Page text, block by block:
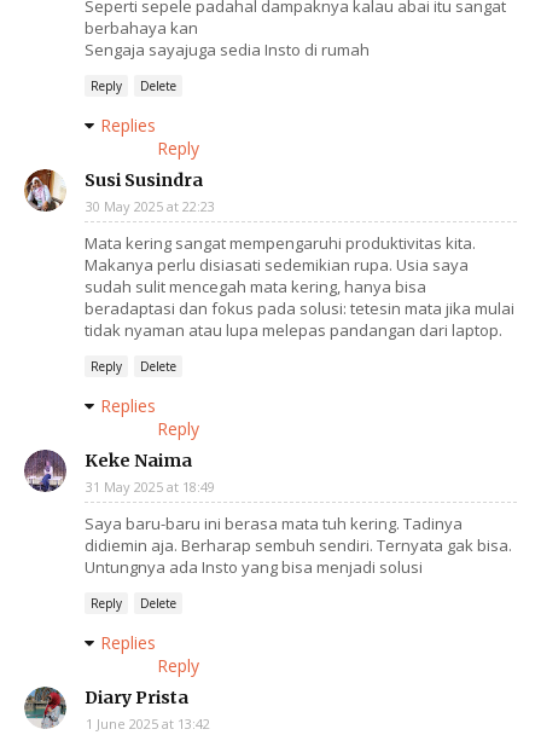
Seperti sepele padahal dampaknya kalau abai itu sangat
berbahaya kan
Sengaja sayajuga sedia Insto di rumah
Reply Delete
Replies
Reply
Susi Susindra
30 May 2025 at 22:23
Mata kering sangat mempengaruhi produktivitas kita.
Makanya perlu disiasati sedemikian rupa. Usia saya
sudah sulit mencegah mata kering, hanya bisa
beradaptasi dan fokus pada solusi: tetesin mata jika mulai
tidak nyaman atau lupa melepas pandangan dari laptop.
Reply Delete
Replies
Reply
Keke Naima
31 May 2025 at 18:49
Saya baru-baru ini berasa mata tuh kering. Tadinya
didiemin aja. Berharap sembuh sendiri. Ternyata gak bisa.
Untungnya ada Insto yang bisa menjadi solusi
Reply Delete
Replies
Reply
Diary Prista
1 June 2025 at 13:42